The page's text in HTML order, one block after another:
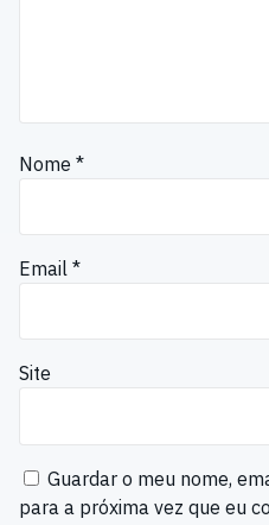
Nome *
Email *
Site
Guardar o meu nome,
para a próxima vez que eu